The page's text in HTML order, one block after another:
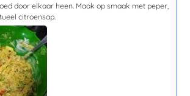
door elkaar heen. Maak op smaak met peper,
citroensap.